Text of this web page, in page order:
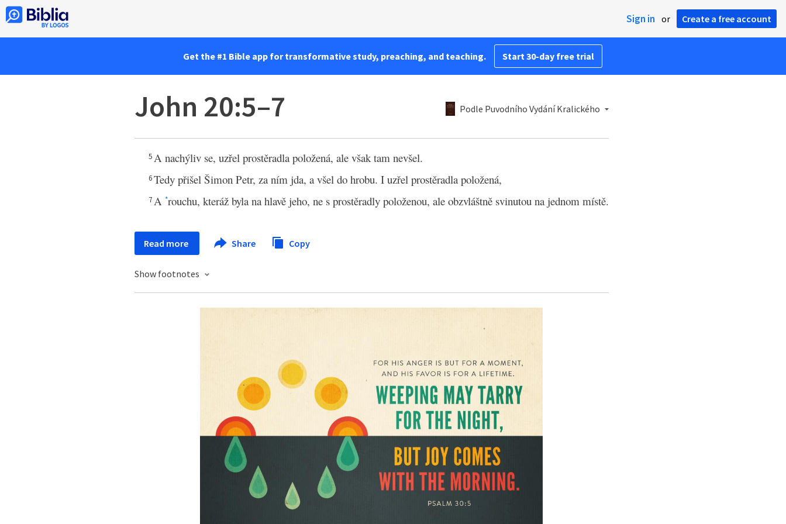
Sign in or Create a free account
Get the #1 Bible app for transformative study, preaching, and teaching. Start 30-day free trial
John 20:5–7 Podle Puvodního Vydání Kralického
5A nachýliv se, uzřel prostěradla položená, ale však tam nevšel.
6Tedy přišel Šimon Petr, za ním jda, a všel do hrobu. I uzřel prostěradla položená,
7A *rouchu, kteráž byla na hlavě jeho, ne s prostěradly položenou, ale obzvláštně svinutou na jednom místě.
Read more Share Copy
Show footnotes